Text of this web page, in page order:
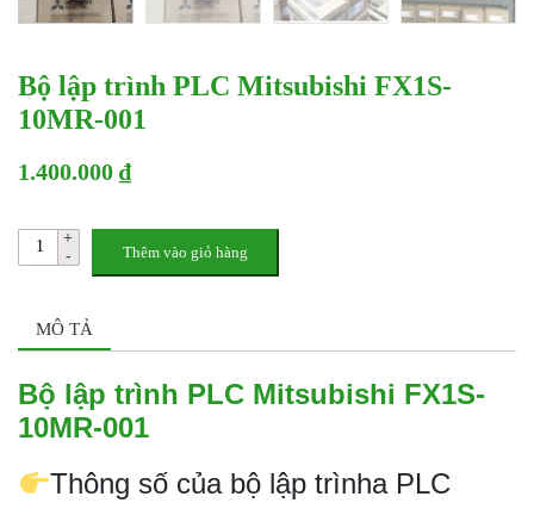
Bộ lập trình PLC Mitsubishi FX1S-
10MR-001
1.400.000 ₫
Thêm vào giỏ hàng
MÔ TẢ
Bộ lập trình PLC Mitsubishi FX1S-
10MR-001
Thông số của bộ lập trìnha PLC